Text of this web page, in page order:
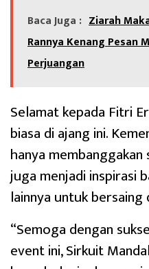
Baca Juga : Ziarah
Rannya Kenang Pesan
Perjuangan
Selamat kepada Fitri
biasa di ajang ini.
hanya
juga menjadi inspirasi
lainnya untuk
“Semoga dengan
event ini, Sirkuit